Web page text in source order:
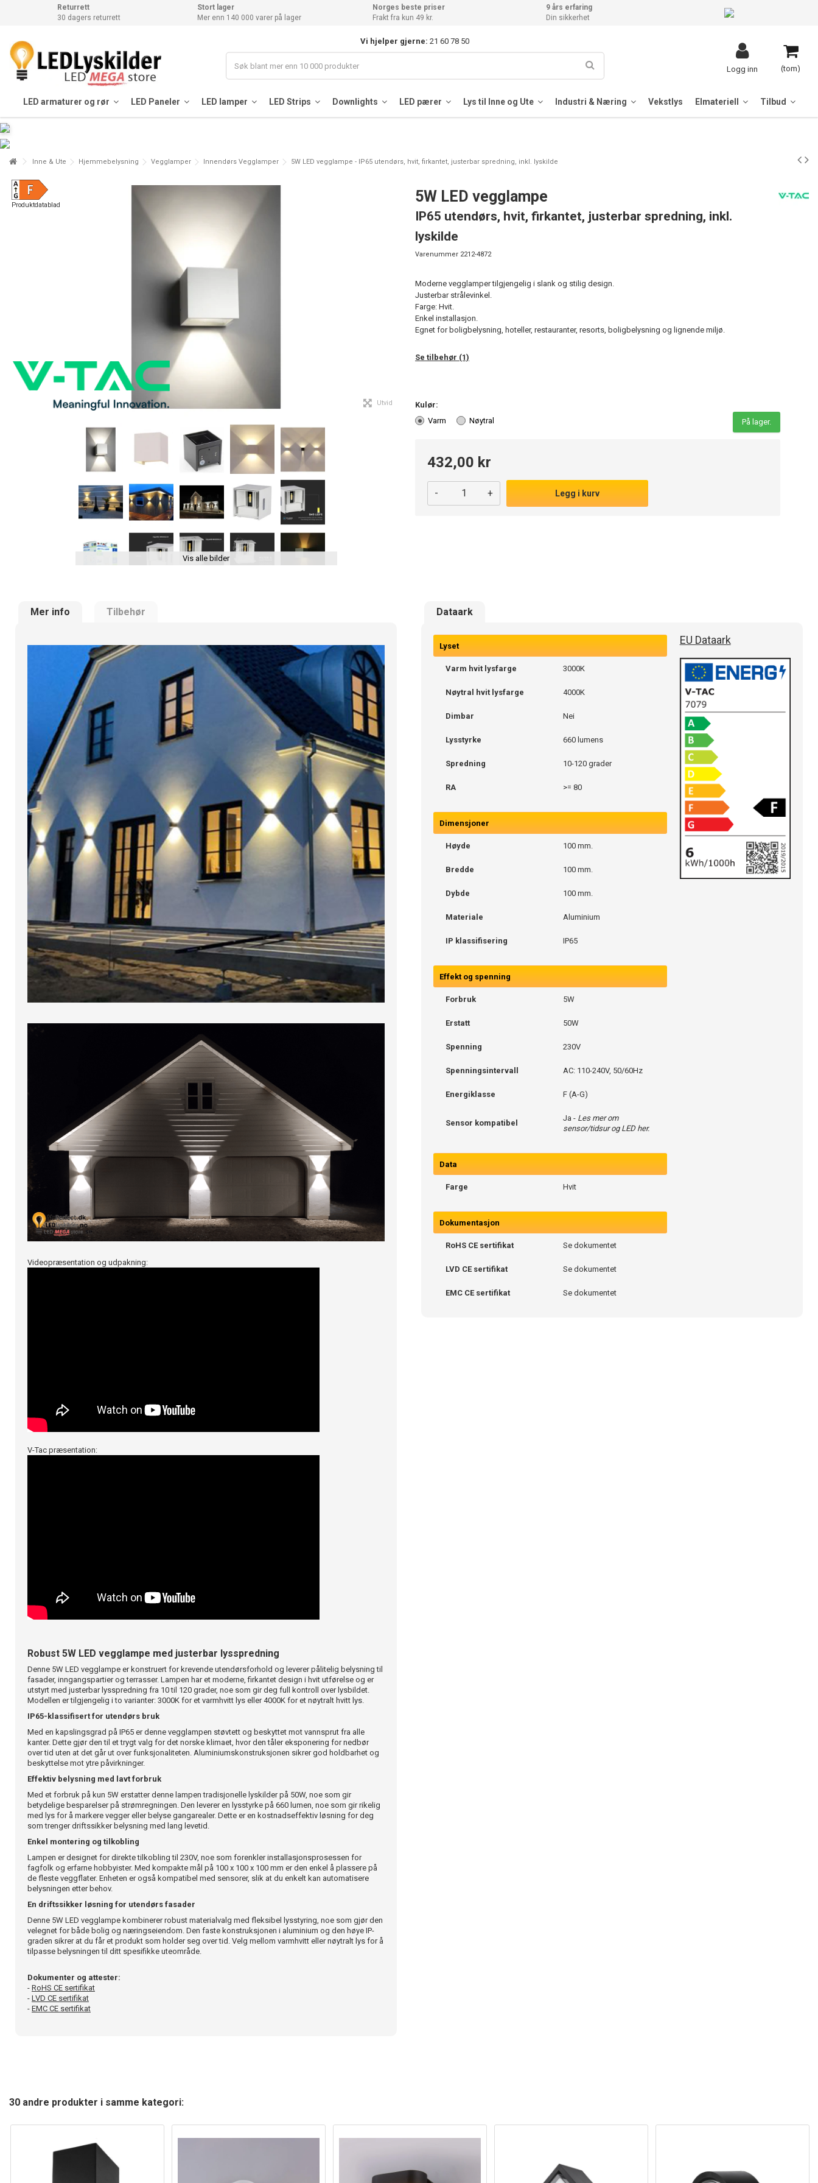
Returrett
30 dagers returrett
Stort lager
Mer enn 140 000 varer på lager
Norges beste priser
Frakt fra kun 49 kr.
9 års erfaring
Din sikkerhet
Vi hjelper gjerne: 21 60 78 50
(tom)
Logg inn
LED armaturer og rør LED Paneler LED lamper LED Strips Downlights LED pærer Lys til Inne og Ute Industri & Næring Vekstlys Elmateriell Tilbud
Inne & Ute Hjemmebelysning Vegglamper Innendørs Vegglamper 5W LED vegglampe - IP65 utendørs, hvit, firkantet, justerbar spredning, inkl. lyskilde
Produktdatablad
Utvid
Vis alle bilder
5W LED vegglampe
IP65 utendørs, hvit, firkantet, justerbar spredning, inkl.
lyskilde
Varenummer 2212-4872
Moderne vegglamper tilgjengelig i slank og stilig design.
Justerbar strålevinkel.
Farge: Hvit.
Enkel installasjon.
Egnet for boligbelysning, hoteller, restauranter, resorts, boligbelysning og lignende miljø.
Se tilbehør (1)
Kulør:
Varm
Nøytral På lager.
432,00 kr
- + Legg i kurv
Mer info Tilbehør Dataark
Videopræsentation og udpakning:
V-Tac præsentation:
Robust 5W LED vegglampe med justerbar lysspredning
Denne 5W LED vegglampe er konstruert for krevende utendørsforhold og leverer pålitelig belysning til
fasader, inngangspartier og terrasser. Lampen har et moderne, firkantet design i hvit utførelse og er
utstyrt med justerbar lysspredning fra 10 til 120 grader, noe som gir deg full kontroll over lysbildet.
Modellen er tilgjengelig i to varianter: 3000K for et varmhvitt lys eller 4000K for et nøytralt hvitt lys.
IP65-klassifisert for utendørs bruk
Med en kapslingsgrad på IP65 er denne vegglampen støvtett og beskyttet mot vannsprut fra alle
kanter. Dette gjør den til et trygt valg for det norske klimaet, hvor den tåler eksponering for nedbør
over tid uten at det går ut over funksjonaliteten. Aluminiumskonstruksjonen sikrer god holdbarhet og
beskyttelse mot ytre påvirkninger.
Effektiv belysning med lavt forbruk
Med et forbruk på kun 5W erstatter denne lampen tradisjonelle lyskilder på 50W, noe som gir
betydelige besparelser på strømregningen. Den leverer en lysstyrke på 660 lumen, noe som gir rikelig
med lys for å markere vegger eller belyse gangarealer. Dette er en kostnadseffektiv løsning for deg
som trenger driftssikker belysning med lang levetid.
Enkel montering og tilkobling
Lampen er designet for direkte tilkobling til 230V, noe som forenkler installasjonsprosessen for
fagfolk og erfarne hobbyister. Med kompakte mål på 100 x 100 x 100 mm er den enkel å plassere på
de fleste veggflater. Enheten er også kompatibel med sensorer, slik at du enkelt kan automatisere
belysningen etter behov.
En driftssikker løsning for utendørs fasader
Denne 5W LED vegglampe kombinerer robust materialvalg med fleksibel lysstyring, noe som gjør den
velegnet for både bolig og næringseiendom. Den faste konstruksjonen i aluminium og den høye IP-
graden sikrer at du får et produkt som holder seg over tid. Velg mellom varmhvitt eller nøytralt lys for å
tilpasse belysningen til ditt spesifikke uteområde.
Dokumenter og attester:
- RoHS CE sertifikat
- LVD CE sertifikat
- EMC CE sertifikat
Lyset
Varm hvit lysfarge 3000K
Nøytral hvit lysfarge 4000K
Dimbar Nei
Lysstyrke 660 lumens
Spredning 10-120 grader
RA >= 80
Dimensjoner
Høyde 100 mm.
Bredde 100 mm.
Dybde 100 mm.
Materiale Aluminium
IP klassifisering IP65
Effekt og spenning
Forbruk 5W
Erstatt 50W
Spenning 230V
Spenningsintervall AC: 110-240V, 50/60Hz
Energiklasse F (A-G)
Sensor kompatibel
Ja - Les mer om
sensor/tidsur og LED her.
Data
Farge Hvit
Dokumentasjon
RoHS CE sertifikat Se dokumentet
LVD CE sertifikat Se dokumentet
EMC CE sertifikat Se dokumentet
EU Dataark
30 andre produkter i samme kategori: